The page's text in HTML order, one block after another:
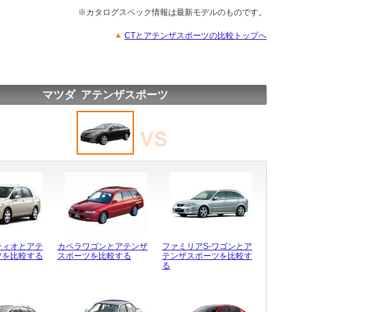
※カタログスペック情報は最新モデルのものです。
CTとアテンザスポーツの比較トップへ
マツダ アテンザスポーツ
オとアテ
比較する
カペラワゴンとアテンザ
スポーツを比較する
ファミリアS-ワゴンとア
テンザスポーツを比較す
る